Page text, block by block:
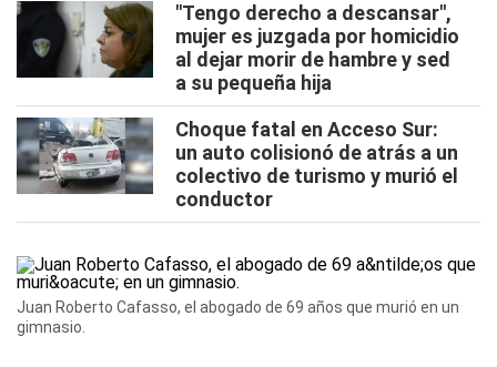
"Tengo derecho a descansar",
mujer es juzgada por homicidio
al dejar morir de hambre y sed
a su pequeña hija
Choque fatal en Acceso Sur:
un auto colisionó de atrás a un
colectivo de turismo y murió el
conductor
Juan Roberto Cafasso, el abogado de 69 años que murió en un
gimnasio.